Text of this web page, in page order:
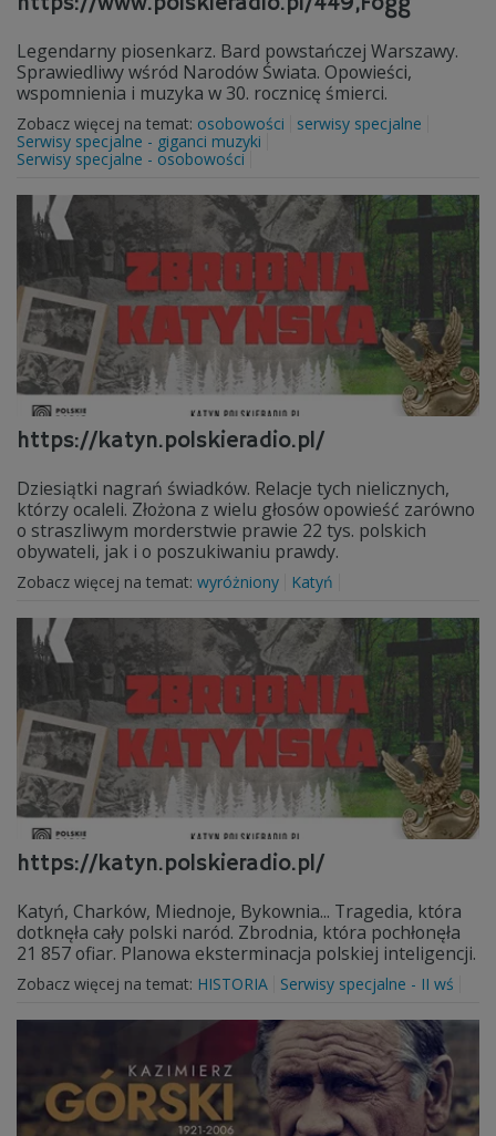
Legendarny piosenkarz. Bard powstańczej Warszawy.
Sprawiedliwy wśród Narodów Świata. Opowieści,
wspomnienia i muzyka w 30. rocznicę śmierci.
Zobacz więcej na temat: osobowości
serwisy specjalne
Serwisy specjalne - giganci muzyki
Serwisy specjalne - osobowości
https://katyn.polskieradio.pl/
Dziesiątki nagrań świadków. Relacje tych nielicznych,
którzy ocaleli. Złożona z wielu głosów opowieść zarówno
o straszliwym morderstwie prawie 22 tys. polskich
obywateli, jak i o poszukiwaniu prawdy.
Zobacz więcej na temat: wyróżniony Katyń
https://katyn.polskieradio.pl/
Katyń, Charków, Miednoje, Bykownia... Tragedia, która
dotknęła cały polski naród. Zbrodnia, która pochłonęła
21 857 ofiar. Planowa eksterminacja polskiej inteligencji.
Zobacz więcej na temat: HISTORIA Serwisy specjalne - II wś